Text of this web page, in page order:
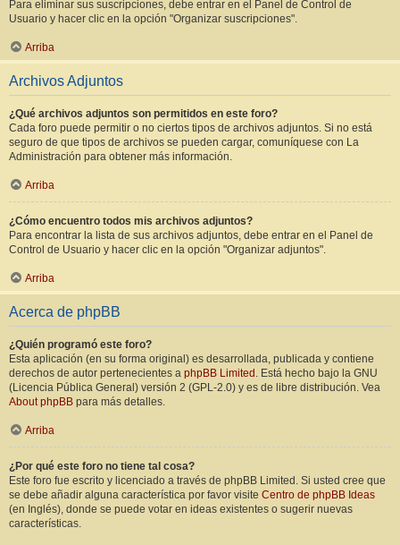
Para eliminar sus suscripciones, debe entrar en el Panel de Control de
Usuario y hacer clic en la opción "Organizar suscripciones".
Arriba
Archivos Adjuntos
¿Qué archivos adjuntos son permitidos en este foro?
Cada foro puede permitir o no ciertos tipos de archivos adjuntos. Si no está
seguro de que tipos de archivos se pueden cargar, comuníquese con La
Administración para obtener más información.
Arriba
¿Cómo encuentro todos mis archivos adjuntos?
Para encontrar la lista de sus archivos adjuntos, debe entrar en el Panel de
Control de Usuario y hacer clic en la opción "Organizar adjuntos".
Arriba
Acerca de phpBB
¿Quién programó este foro?
Esta aplicación (en su forma original) es desarrollada, publicada y contiene
derechos de autor pertenecientes a phpBB Limited . Está hecho bajo la GNU
(Licencia Pública General) versión 2 (GPL-2.0) y es de libre distribución. Vea
About phpBB para más detalles.
Arriba
¿Por qué este foro no tiene tal cosa?
Este foro fue escrito y licenciado a través de phpBB Limited. Si usted cree que
se debe añadir alguna característica por favor visite Centro de phpBB Ideas
(en Inglés), donde se puede votar en ideas existentes o sugerir nuevas
características.